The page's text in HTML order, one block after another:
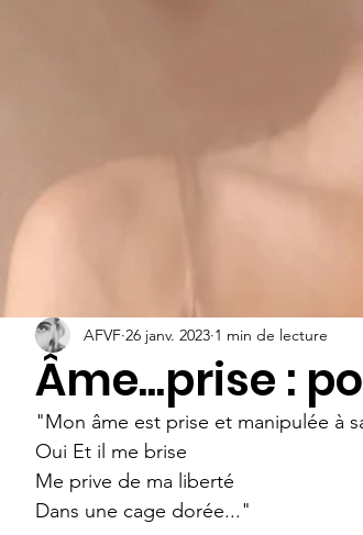
Âme...prise :
AFVF 26 janv. 2023 1 min de lecture
"Mon âme est prise et manipulée à
Oui Et il me brise
Me prive de ma liberté
Dans une cage dorée..."